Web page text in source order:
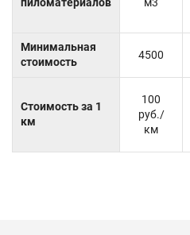
Минимальная
стоимость
4500
Стоимость за 1
км
100
руб./
км